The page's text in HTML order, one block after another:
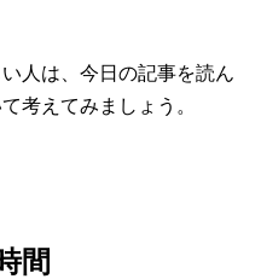
人は、今日の記事を読ん
考えてみましょう。
間